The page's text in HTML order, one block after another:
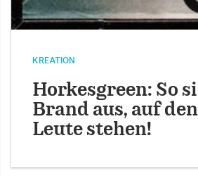
KREATION
Horkesgreen: So
Brand aus, auf
Leute stehen!